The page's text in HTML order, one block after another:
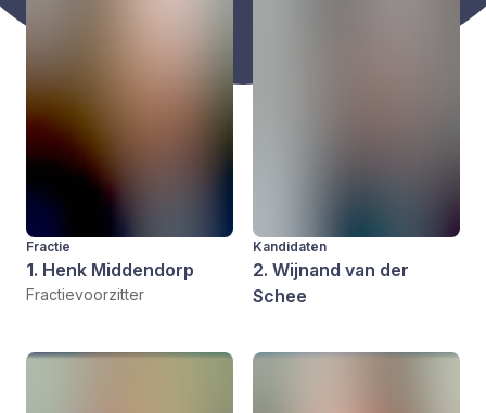
Fractie
1. Henk Middendorp
Fractievoorzitter
Kandidaten
2. Wijnand van der
Schee